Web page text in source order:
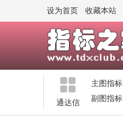
设为首页 收藏本站
通达信
主图指标
副图指标